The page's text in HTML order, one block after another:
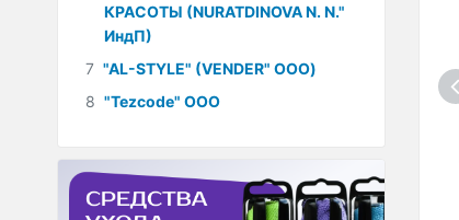
"MZSHOP" ООО
ИНТЕРНЕТ-
"JADEEDSPORT"
МАГАЗИН
КРАСОТЫ (NURATDINOVA N. N."
ИндП)
7 "AL-STYLE" (VENDER" ООО)
8 "Tezcode" ООО